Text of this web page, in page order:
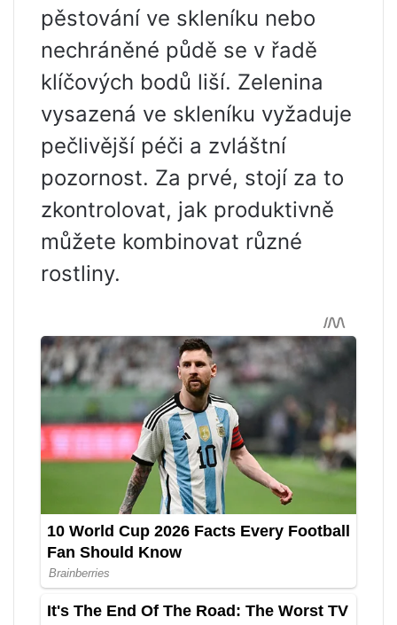
pěstování ve skleníku nebo
nechráněné půdě se v řadě
klíčových bodů liší. Zelenina
vysazená ve skleníku vyžaduje
pečlivější péči a zvláštní
pozornost. Za prvé, stojí za to
zkontrolovat, jak produktivně
můžete kombinovat různé
rostliny.